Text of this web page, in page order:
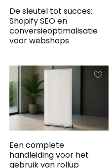
De sleutel tot succes:
Shopify SEO en
conversieoptimalisatie
voor webshops
Een complete
handleiding voor het
gebruik van rollup